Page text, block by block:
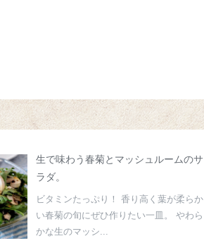
生で味わう春菊とマッシュルームのサ
ラダ。
ビタミンたっぷり！ 香り高く葉が柔らか
い春菊の旬にぜひ作りたい一皿。 やわら
かな生のマッシ...